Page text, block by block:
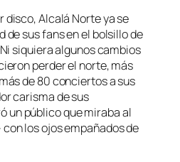
disco, Alcalá Norte ya se
de sus fans en el bolsillo de
siquiera algunos cambios
perder el norte, más
de 80 conciertos a sus
carisma de sus
un público que miraba al
los ojos empañados de